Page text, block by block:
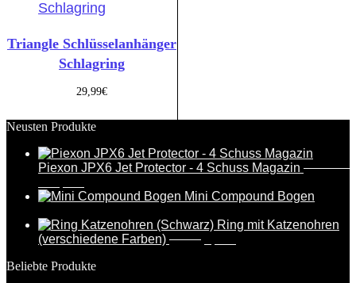
Triangle Schlüsselanhänger
Schlagring
29,99€
Neusten Produkte
Piexon JPX6 Jet Protector - 4 Schuss Magazin 388,95€
Mini Compound Bogen
Ring mit Katzenohren
(verschiedene Farben) 6,99€
Beliebte Produkte